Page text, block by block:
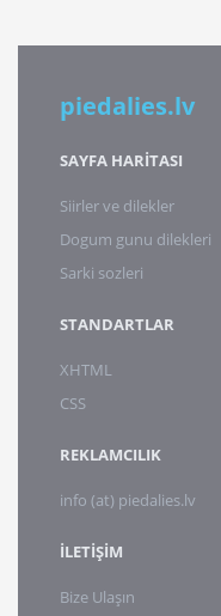
piedalies.lv
SAYFA HARİTASI
Siirler ve dilekler
Dogum gunu dilekleri
Sarki sozleri
STANDARTLAR
XHTML
CSS
REKLAMCILIK
info (at) piedalies.lv
İLETİŞİM
Bize Ulaşın